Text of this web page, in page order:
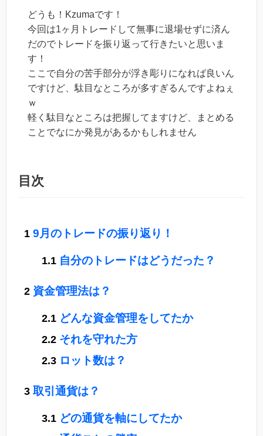
どうも！Kzumaです！
今回は1ヶ月トレードして無事に退場せずに済ん
だのでトレードを振り返って行きたいと思いま
す！
ここで自分の苦手部分が浮き彫りになれば良いん
ですけど、駄目なところが多すぎるんですよねぇ
ｗ
軽く駄目なところは把握してますけど、まとめる
ことでなにか発見があるかもしれません
目次
9月のトレードの振り返り！
自分のトレードはどうだった？
資金管理法は？
どんな資金管理をしてたか
それを守れた方
ロット数は？
取引通貨は？
どの通貨を軸にしてたか